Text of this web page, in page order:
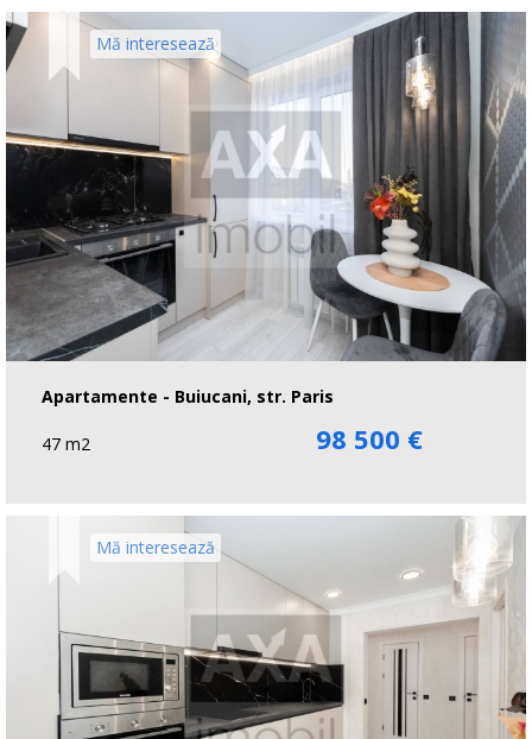
Mă interesează
Apartamente - Buiucani, str. Paris
47 m2 98 500 €
Mă interesează